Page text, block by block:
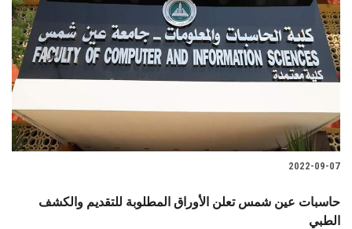
2022-09-07
حاسبات عين شمس تعلن الأوراق المطلوبة للتقديم والكشف
الطبي